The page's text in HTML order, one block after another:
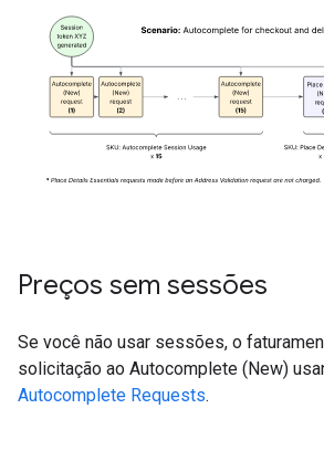
Preços sem sessões
Se você não usar sessões, o
solicitação ao Autocomplete (New)
Autocomplete Requests.